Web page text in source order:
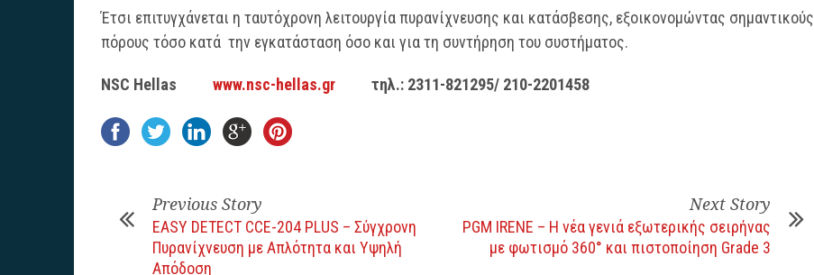
Έτσι επιτυγχάνεται η ταυτόχρονη λειτουργία πυρανίχνευσης και κατάσβεσης, εξοικονομώντας σημαντικούς
πόρους τόσο κατά την εγκατάσταση όσο και για τη συντήρηση του συστήματος.
NSC Hellas www.nsc-hellas.gr τηλ.: 2311-821295/ 210-2201458
Previous Story
EASY DETECT CCE-204 PLUS – Σύγχρονη
Πυρανίχνευση με Απλότητα και Υψηλή
Απόδοση
Next Story
PGM IRENE – Η νέα γενιά εξωτερικής σειρήνας
με φωτισμό 360° και πιστοποίηση Grade 3